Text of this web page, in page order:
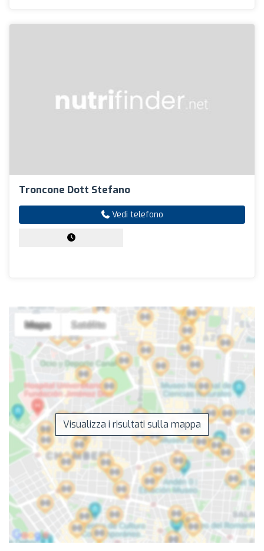
Troncone Dott Stefano
Vedi telefono
Visualizza i risultati sulla mappa